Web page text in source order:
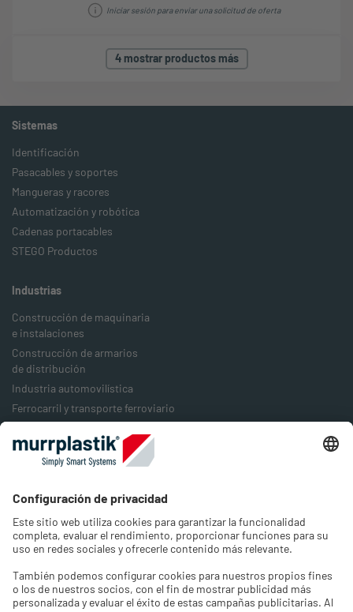
Iniciar sesión para enviar una solicitud de oferta
4 mostrar productos más
Sistemas
Identificación
Pasacables y soportes
Mangueras y racores
Automatización y robótica
Cadenas portacables
STEGO Productos
Industrias
Construcción de maquinaria
e instalaciones
Construcción de armarios
de distribución
Industria automovilística
Ferrocarril y transporte ferroviario
Industria del embalaje
Industria energética
Empresa
Acerca de nosotros
Trabajos y carrera profesional
Contacto